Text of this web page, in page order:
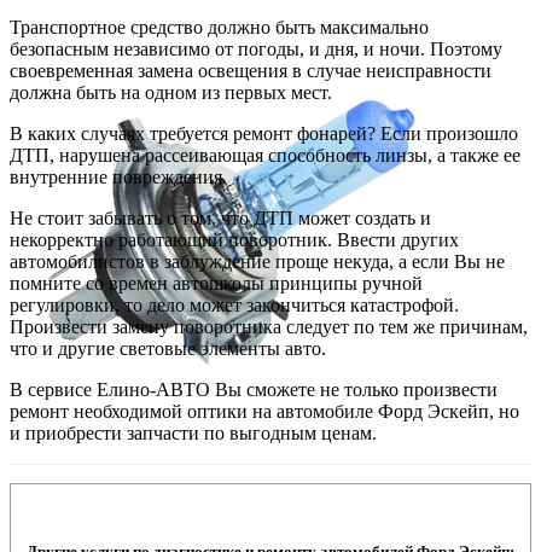
Транспортное средство должно быть максимально
безопасным независимо от погоды, и дня, и ночи. Поэтому
своевременная замена освещения в случае неисправности
должна быть на одном из первых мест.
В каких случаях требуется ремонт фонарей? Если произошло
ДТП, нарушена рассеивающая способность линзы, а также ее
внутренние повреждения.
Не стоит забывать о том, что ДТП может создать и
некорректно работающий поворотник. Ввести других
автомобилистов в заблуждение проще некуда, а если Вы не
помните со времен автошколы принципы ручной
регулировки, то дело может закончиться катастрофой.
Произвести замену поворотника следует по тем же причинам,
что и другие световые элементы авто.
В сервисе Елино-АВТО Вы сможете не только произвести
ремонт необходимой оптики на автомобиле Форд Эскейп, но
и приобрести запчасти по выгодным ценам.